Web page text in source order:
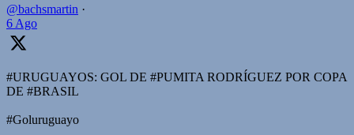
@bachsmartin ·
6 Ago
#URUGUAYOS: GOL DE #PUMITA RODRÍGUEZ POR COPA
DE #BRASIL
#Goluruguayo